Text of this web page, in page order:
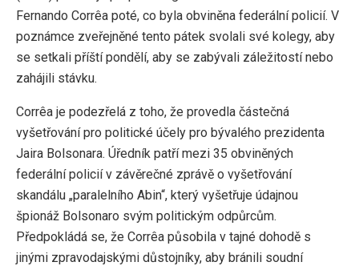
Fernando Corrêa poté, co byla obviněna federální policií. V
poznámce zveřejněné tento pátek svolali své kolegy, aby
se setkali příští pondělí, aby se zabývali záležitostí nebo
zahájili stávku.
Corrêa je podezřelá z toho, že provedla částečná
vyšetřování pro politické účely pro bývalého prezidenta
Jaira Bolsonara. Úředník patří mezi 35 obviněných
federální policií v závěrečné zprávě o vyšetřování
skandálu „paralelního Abin“, který vyšetřuje údajnou
špionáž Bolsonaro svým politickým odpůrcům.
Předpokládá se, že Corrêa působila v tajné dohodě s
jinými zpravodajskými důstojníky, aby bránili soudní